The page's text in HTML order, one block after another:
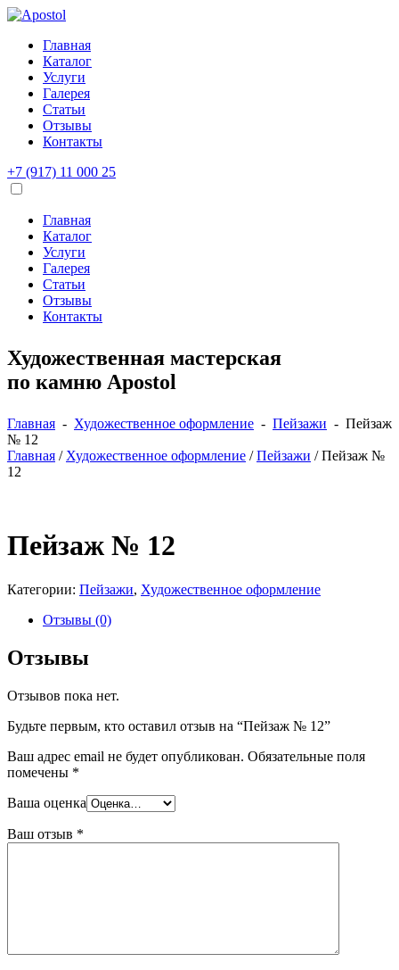
Главная
Каталог
Услуги
Галерея
Статьи
Отзывы
Контакты
+7 (917) 11 000 25
Главная
Каталог
Услуги
Галерея
Статьи
Отзывы
Контакты
Художественная мастерская
по камню Apostol
Главная - Художественное оформление - Пейзажи - Пейзаж
№ 12
Главная / Художественное оформление /Пейзажи / Пейзаж №
12
Пейзаж № 12
Категории: Пейзажи, Художественное оформление
Отзывы (0)
Отзывы
Отзывов пока нет.
Будьте первым, кто оставил отзыв на “Пейзаж № 12”
Ваш адрес email не будет опубликован. Обязательные поля
помечены *
Ваша оценка
Ваш отзыв *